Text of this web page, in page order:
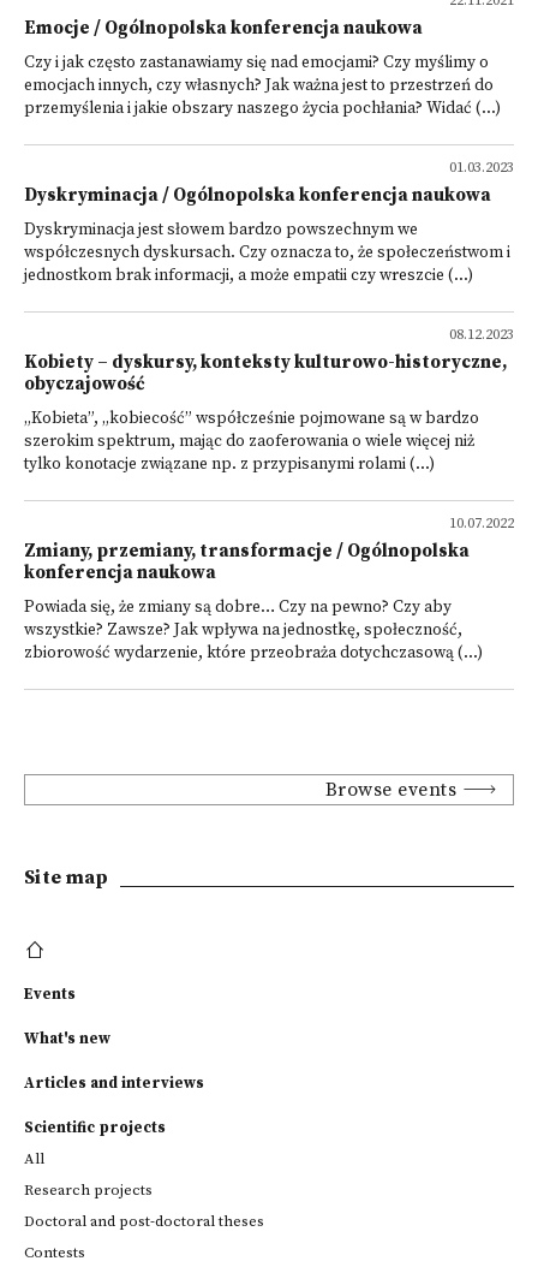
Emocje / Ogólnopolska konferencja naukowa
Czy i jak często zastanawiamy się nad emocjami? Czy myślimy o
emocjach innych, czy własnych? Jak ważna jest to przestrzeń do
przemyślenia i jakie obszary naszego życia pochłania? Widać (...)
01.03.2023
Dyskryminacja / Ogólnopolska konferencja naukowa
Dyskryminacja jest słowem bardzo powszechnym we
współczesnych dyskursach. Czy oznacza to, że społeczeństwom i
jednostkom brak informacji, a może empatii czy wreszcie (...)
08.12.2023
Kobiety – dyskursy, konteksty kulturowo-historyczne,
obyczajowość
„Kobieta”, „kobiecość” współcześnie pojmowane są w bardzo
szerokim spektrum, mając do zaoferowania o wiele więcej niż
tylko konotacje związane np. z przypisanymi rolami (...)
10.07.2022
Zmiany, przemiany, transformacje / Ogólnopolska
konferencja naukowa
Powiada się, że zmiany są dobre… Czy na pewno? Czy aby
wszystkie? Zawsze? Jak wpływa na jednostkę, społeczność,
zbiorowość wydarzenie, które przeobraża dotychczasową (...)
Browse events
Site map
Events
What's new
Articles and interviews
Scientific projects
All
Research projects
Doctoral and post-doctoral theses
Contests